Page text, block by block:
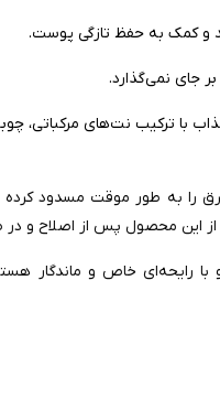
و کمک به حفظ تازگی پوست.
جای نمی‌گذارد.
با ترکیب نت‌های مرکباتی،
را به طور موقت مسدود کرده
از این محصول پس از اصلاح و
با رایحه‌ای خاص و ماندگار